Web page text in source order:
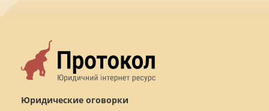
Юридические оговорки